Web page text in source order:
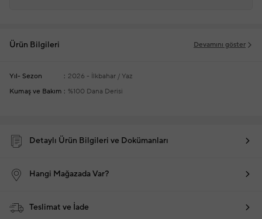
Ürün Bilgileri Devamını göster
Yıl- Sezon
2026 - İlkbahar / Yaz
Kumaş ve Bakım
%100 Dana Derisi
Detaylı Ürün Bilgileri ve Dokümanları
Hangi Mağazada Var?
Teslimat ve İade